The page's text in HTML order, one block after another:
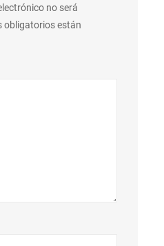
no será
obligatorios están